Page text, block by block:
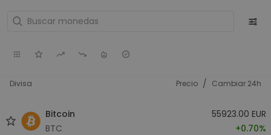
Divisa Precio / Cambiar 24h
Bitcoin
BTC
55923.00 EUR
+0.70%